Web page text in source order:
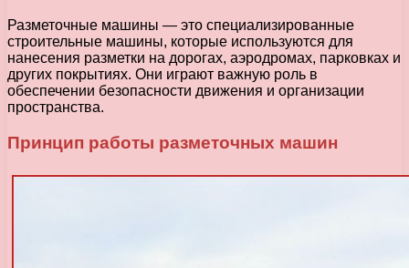
Разметочные машины — это специализированные
строительные машины, которые используются для
нанесения разметки на дорогах, аэродромах, парковках и
других покрытиях. Они играют важную роль в
обеспечении безопасности движения и организации
пространства.
Принцип работы разметочных машин